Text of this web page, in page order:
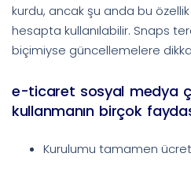
kurdu, ancak şu anda bu
hesapta kullanılabilir. Snaps
biçimiyse güncellemelere
e-ticaret sosyal medya
kullanmanın birçok
Kurulumu tamamen